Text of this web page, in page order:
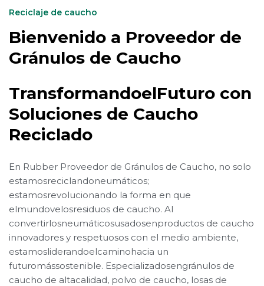
Reciclaje de caucho
Bienvenido a Proveedor de
Gránulos de Caucho
TransformandoelFuturo con
Soluciones de Caucho
Reciclado
En Rubber Proveedor de Gránulos de Caucho, no solo
estamosreciclandoneumáticos;
estamosrevolucionando la forma en que
elmundovelosresiduos de caucho. Al
convertirlosneumáticosusadosenproductos de caucho
innovadores y respetuosos con el medio ambiente,
estamosliderandoelcaminohacia un
futuromássostenible. Especializadosengránulos de
caucho de altacalidad, polvo de caucho, losas de